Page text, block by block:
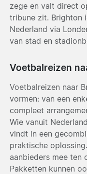
zege en valt direct
tribune zit. Brighton
Nederland via
van stad en
Voetbalreizen
Voetbalreizen naar
vormen: van een
compleet
Wie vanuit
vindt in een
praktische
aanbieders mee ten
Pakketten kunnen